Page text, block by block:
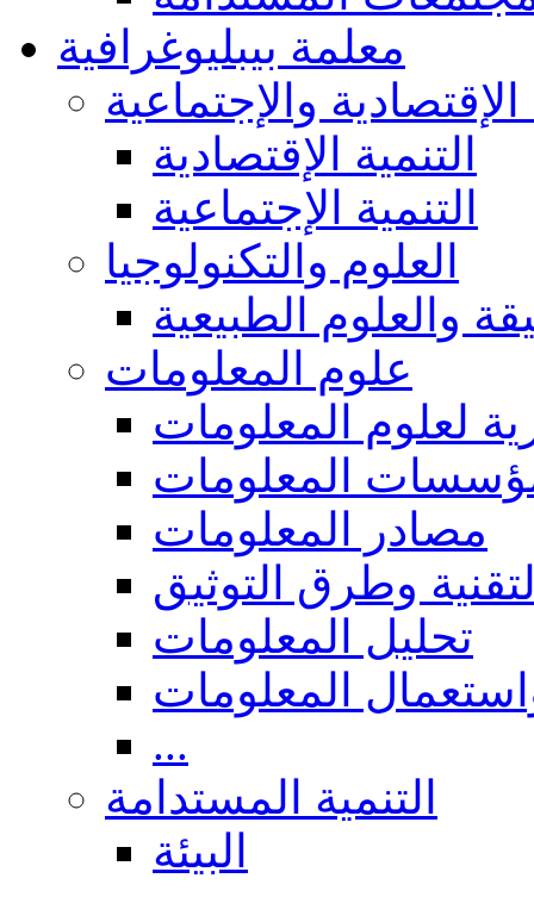
معلمة بيبليوغرافية
الإقتصادية والإجتماعية
التنمية الإقتصادية
التنمية الإجتماعية
العلوم والتكنولوجيا
والعلوم الطبيعية
علوم المعلومات
لعلوم المعلومات
المعلومات
مصادر المعلومات
وطرق التوثيق
تحليل المعلومات
المعلومات
...
التنمية المستدامة
البيئة